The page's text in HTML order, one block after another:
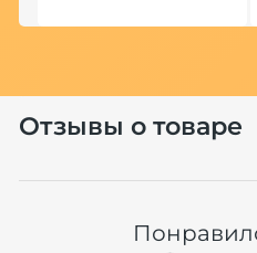
Отзывы о товаре